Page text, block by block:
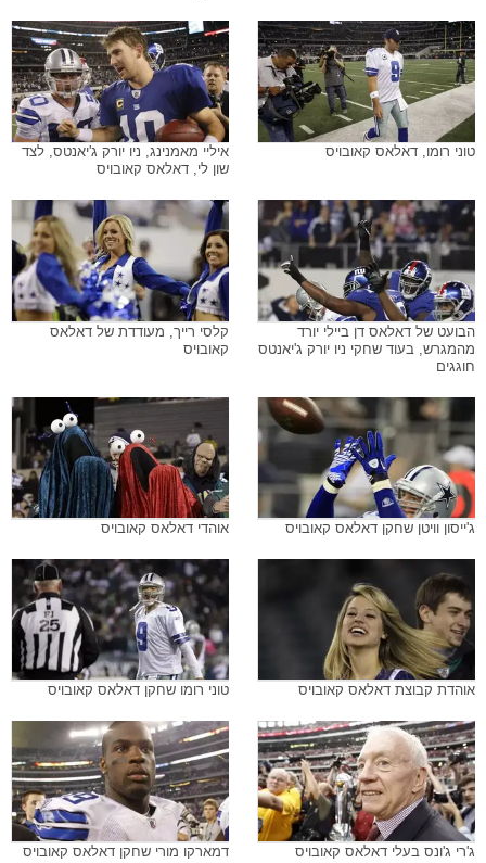
טוני רומו, דאלאס קאובויס
איליי מאמנינג, ניו יורק ג'יאנטס, לצד
שון לי, דאלאס קאובויס
הבועט של דאלאס דן ביילי יורד
מהמגרש, בעוד שחקי ניו יורק ג'יאנטס
חוגגים
קלסי רייך, מעודדת של דאלאס
קאובויס
ג'ייסון וויטן שחקן דאלאס קאובויס אוהדי דאלאס קאובויס
אוהדת קבוצת דאלאס קאובויס טוני רומו שחקן דאלאס קאובויס
ג'רי ג'ונס בעלי דאלאס קאובויס דמארקו מורי שחקן דאלאס קאובויס